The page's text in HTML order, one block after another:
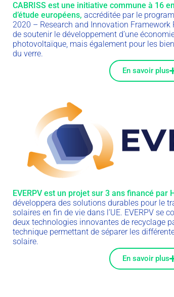
CABRISS est une initiative commune à 16
d’étude européens, accréditée par le
2020 – Research and Innovation Framework
de soutenir le développement d’une
photovoltaïque, mais également pour les
du verre.
En savoir plus
EVERPV est un projet sur 3 ans financé par
développera des solutions durables pour le
solaires en fin de vie dans l’UE. EVERPV se
deux technologies innovantes de recyclage
technique permettant de séparer les
solaire.
En savoir plus